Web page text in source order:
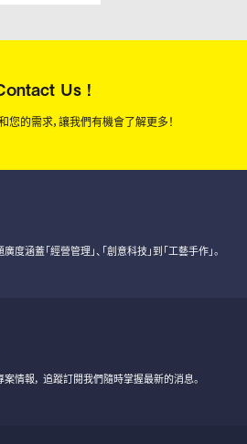
Us !
您的需求，讓我們有機會了解更多！
廣度涵蓋「經營管理」、「創意科技」到「工藝手作」。
情報， 追蹤訂閱我們隨時掌握最新的消息。